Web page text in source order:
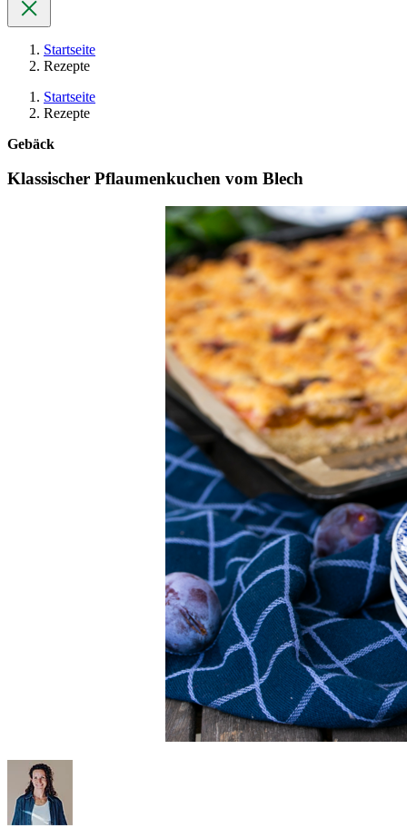
Startseite
Rezepte
Startseite
Rezepte
Gebäck
Klassischer Pflaumenkuchen vom Blech